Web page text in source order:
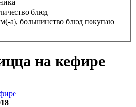
блюд
а), большинство блюд покупаю
на кефире